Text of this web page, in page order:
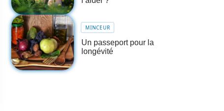
MINCEUR
Un passeport pour la
longévité